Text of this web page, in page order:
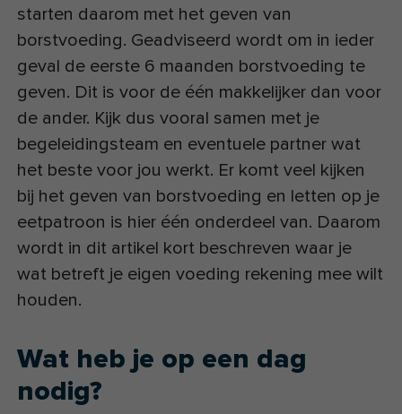
starten daarom met het geven van
borstvoeding. Geadviseerd wordt om in ieder
geval de eerste 6 maanden borstvoeding te
geven. Dit is voor de één makkelijker dan voor
de ander. Kijk dus vooral samen met je
begeleidingsteam en eventuele partner wat
het beste voor jou werkt. Er komt veel kijken
bij het geven van borstvoeding en letten op je
eetpatroon is hier één onderdeel van. Daarom
wordt in dit artikel kort beschreven waar je
wat betreft je eigen voeding rekening mee wilt
houden.
Wat heb je op een dag
nodig?